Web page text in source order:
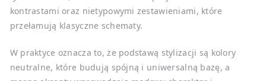
kontrastami oraz nietypowymi zestawieniami, które
przełamują klasyczne schematy.
W praktyce oznacza to, że podstawą stylizacji są kolory
neutralne, które budują spójną i uniwersalną bazę, a